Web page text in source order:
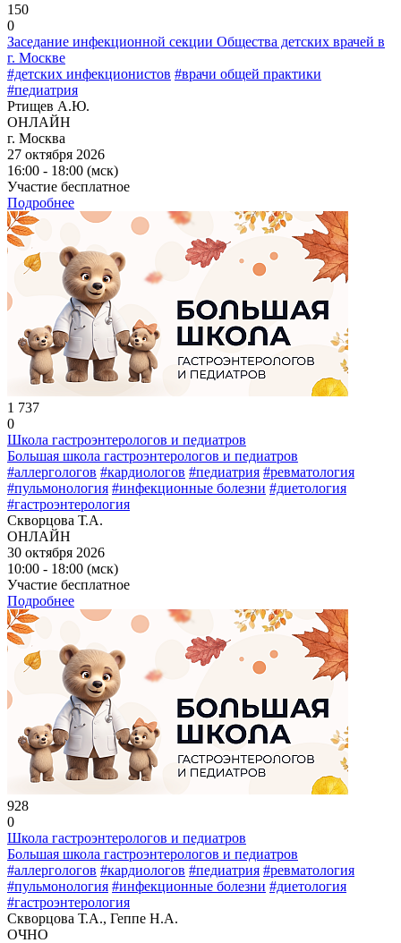
150
0
Заседание инфекционной секции Общества детских врачей в
г. Москве
#детских инфекционистов #врачи общей практики
#педиатрия
Ртищев А.Ю.
ОНЛАЙН
г. Москва
27 октября 2026
16:00 - 18:00 (мск)
Участие бесплатное
Подробнее
1 737
0
Школа гастроэнтерологов и педиатров
Большая школа гастроэнтерологов и педиатров
#аллергологов #кардиологов #педиатрия #ревматология
#пульмонология #инфекционные болезни #диетология
#гастроэнтерология
Скворцова Т.А.
ОНЛАЙН
30 октября 2026
10:00 - 18:00 (мск)
Участие бесплатное
Подробнее
928
0
Школа гастроэнтерологов и педиатров
Большая школа гастроэнтерологов и педиатров
#аллергологов #кардиологов #педиатрия #ревматология
#пульмонология #инфекционные болезни #диетология
#гастроэнтерология
Скворцова Т.А., Геппе Н.А.
ОЧНО